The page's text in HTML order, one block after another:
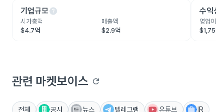
기업규모help
시가총액
$4.7억
매출액
$2.9억
수익
영업
관련 마켓보이스 refresh
전체 공시 뉴스 텔레그램 유튜브 IR